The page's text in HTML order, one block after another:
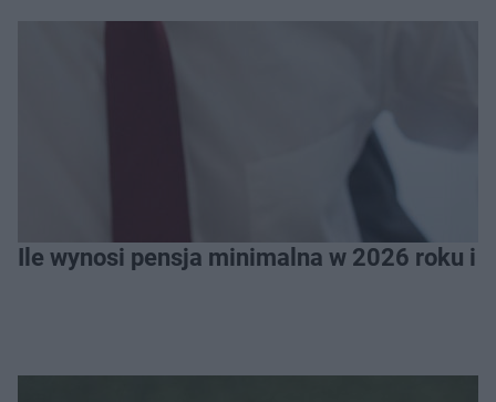
Ile wynosi pensja minimalna w 2026 roku i